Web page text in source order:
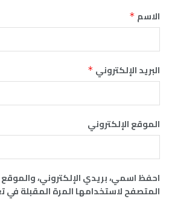
الاسم *
البريد الإلكتروني *
الموقع الإلكتروني
احفظ اسمي، بريدي الإلكتروني،
المتصفح لاستخدامها المرة المقبلة في